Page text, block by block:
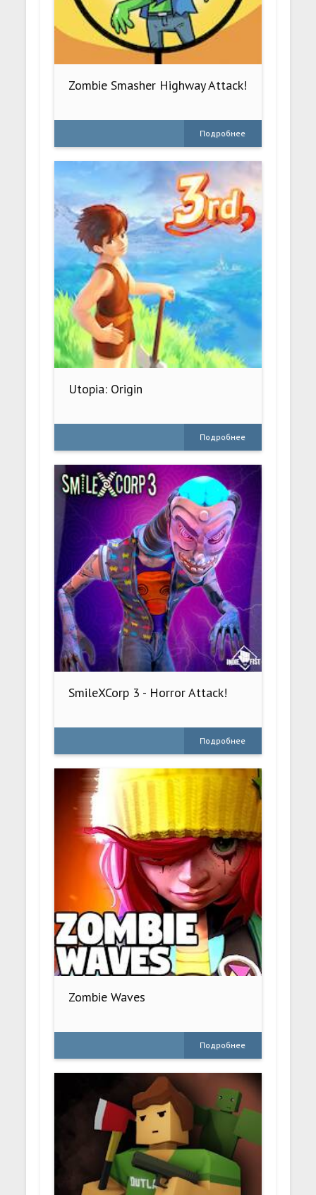
Zombie Smasher Highway Attack!
Подробнее
Utopia: Origin
Подробнее
SmileXCorp 3 - Horror Attack!
Подробнее
Zombie Waves
Подробнее